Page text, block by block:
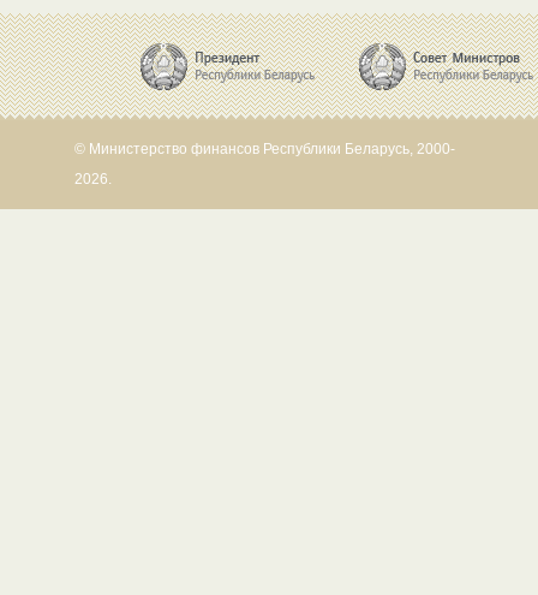
© Министерство финансов Республики Беларусь, 2000-
2026.